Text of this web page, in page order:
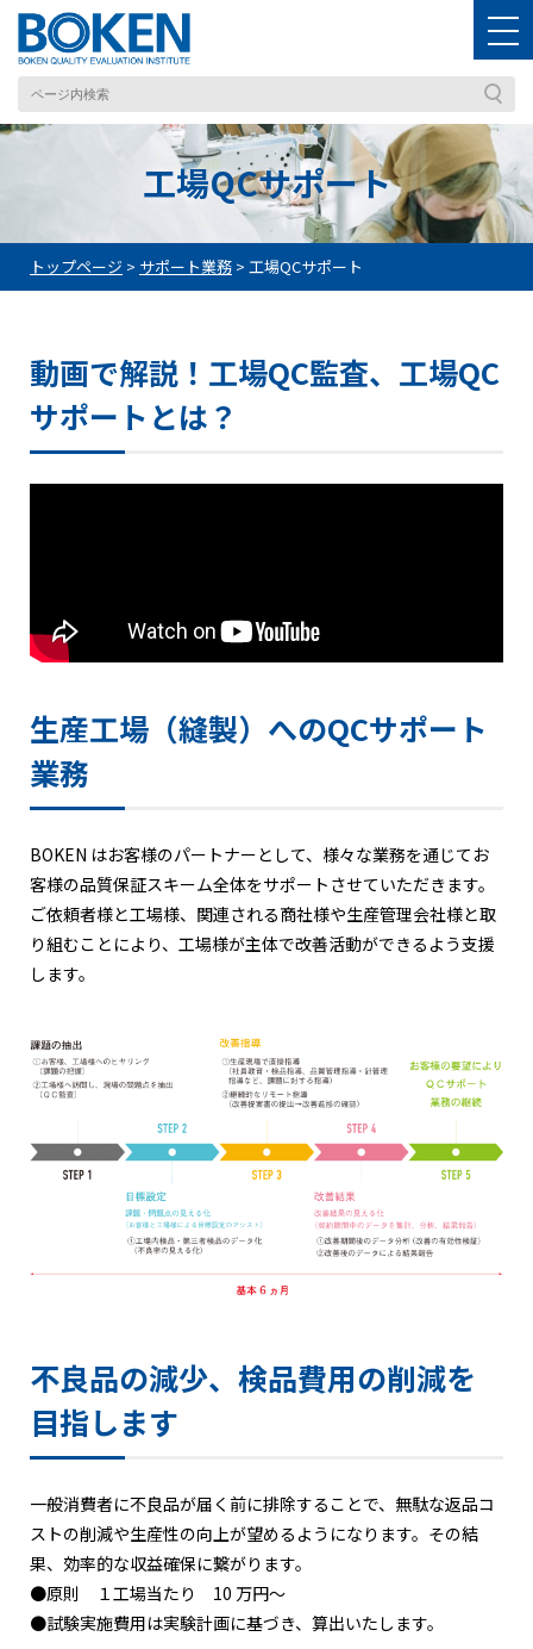
工場QCサポート
トップページ > サポート業務 > 工場QCサポート
動画で解説！工場QC監査、工場QC
サポートとは？
生産工場（縫製）へのQCサポート
業務
BOKEN はお客様のパートナーとして、様々な業務を通じてお
客様の品質保証スキーム全体をサポートさせていただきます。
ご依頼者様と工場様、関連される商社様や生産管理会社様と取
り組むことにより、工場様が主体で改善活動ができるよう支援
します。
不良品の減少、検品費用の削減を
目指します
一般消費者に不良品が届く前に排除することで、無駄な返品コ
ストの削減や生産性の向上が望めるようになります。その結
果、効率的な収益確保に繋がります。
●原則 １工場当たり 10 万円～
●試験実施費用は実験計画に基づき、算出いたします。